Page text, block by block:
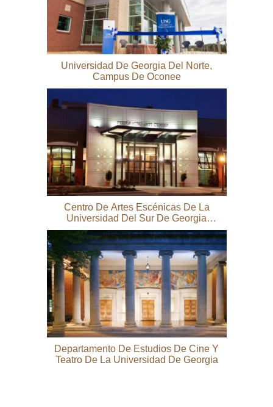
Universidad De Georgia Del Norte,
Campus De Oconee
Centro De Artes Escénicas De La
Universidad Del Sur De Georgia
(PAC)
Departamento De Estudios De Cine Y
Teatro De La Universidad De Georgia